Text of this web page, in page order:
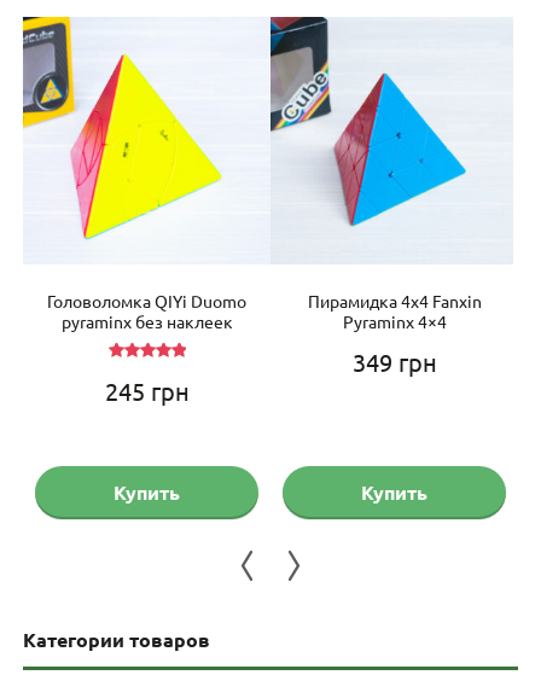
Головоломка QIYi Duomo
pyraminx без наклеек
5.00из 5
245 грн
Купить
Пирамидка 4х4 Fanxin
Pyraminx 4×4
349 грн
Купить
Категории товаров